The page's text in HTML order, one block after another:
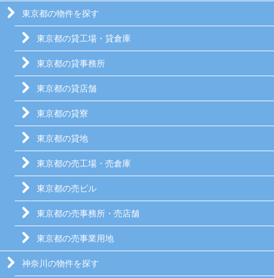
東京都の物件を探す
東京都の貸工場・貸倉庫
東京都の貸事務所
東京都の貸店舗
東京都の貸寮
東京都の貸地
東京都の売工場・売倉庫
東京都の売ビル
東京都の売事務所・売店舗
東京都の売事業用地
神奈川の物件を探す